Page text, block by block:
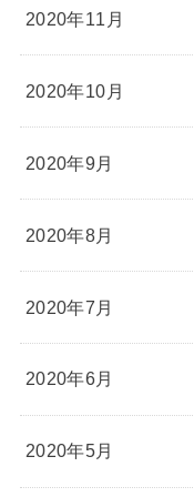
2020年11月
2020年10月
2020年9月
2020年8月
2020年7月
2020年6月
2020年5月